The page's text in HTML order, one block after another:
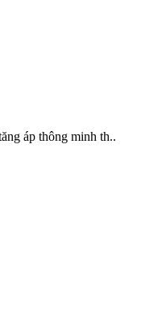
áp thông minh th..